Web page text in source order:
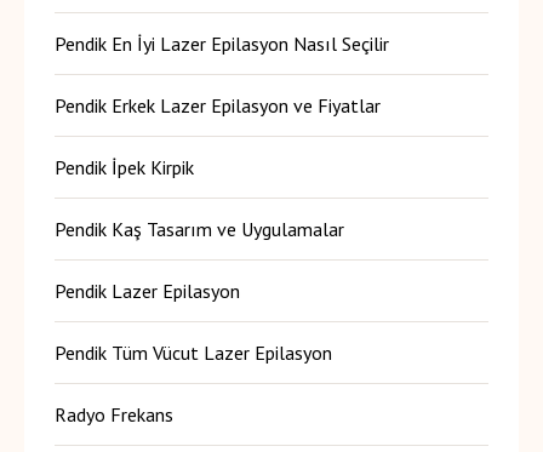
Pendik En İyi Lazer Epilasyon Nasıl Seçilir
Pendik Erkek Lazer Epilasyon ve Fiyatlar
Pendik İpek Kirpik
Pendik Kaş Tasarım ve Uygulamalar
Pendik Lazer Epilasyon
Pendik Tüm Vücut Lazer Epilasyon
Radyo Frekans